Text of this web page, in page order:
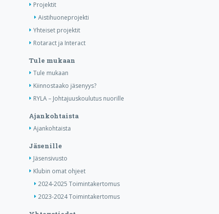
Projektit
Aistihuoneprojekti
Yhteiset projektit
Rotaract ja Interact
Tule mukaan
Tule mukaan
Kiinnostaako jäsenyys?
RYLA – Johtajuuskoulutus nuorille
Ajankohtaista
Ajankohtaista
Jäsenille
Jäsensivusto
Klubin omat ohjeet
2024-2025 Toimintakertomus
2023-2024 Toimintakertomus